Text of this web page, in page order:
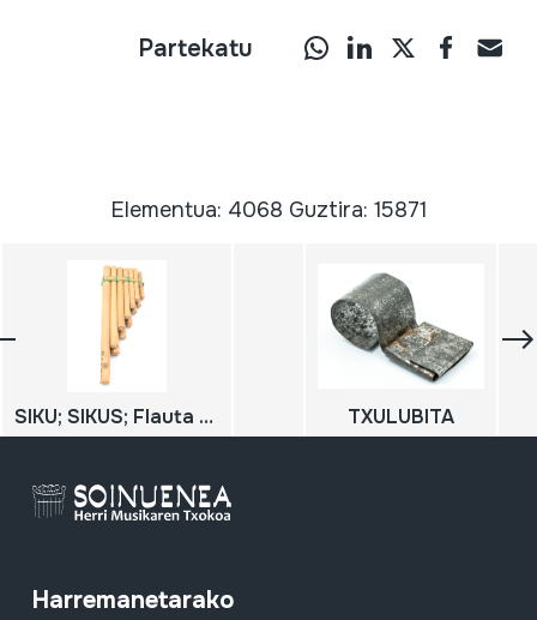
Partekatu
Elementua: 4068 Guztira: 15871
SIKU; SIKUS; Flauta de Pan TXULUBITA
Harremanetarako